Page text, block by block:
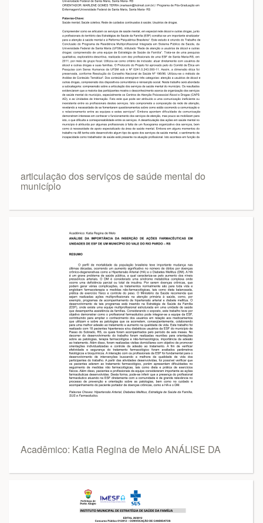
articulação dos serviços de saúde mental do
município
Acadêmico: Katia Regina de Melo ANÁLISE DA